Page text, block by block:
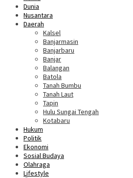
Dunia
Nusantara
Daerah
Kalsel
Banjarmasin
Banjarbaru
Banjar
Balangan
Batola
Tanah Bumbu
Tanah Laut
Tapin
Hulu Sungai Tengah
Kotabaru
Hukum
Politik
Ekonomi
Sosial Budaya
Olahraga
Lifestyle